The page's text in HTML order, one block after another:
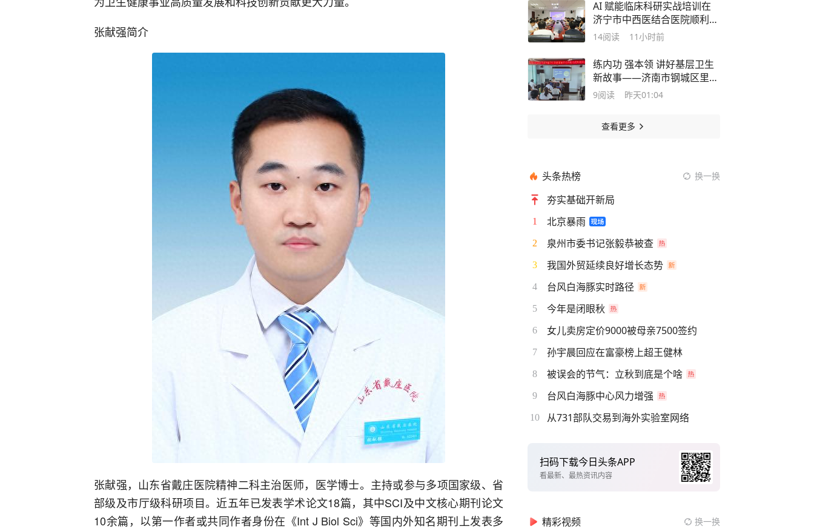
张献强简介
张献强，山东省戴庄医院精神二科主治医师，医学博士。主持或参与多项国家级、省
部级及市厅级科研项目。近五年已发表学术论文18篇，其中SCI及中文核心期刊论文
10余篇，以第一作者或共同作者身份在《Int J Biol Sci》等国内外知名期刊上发表多
AI 赋能临床科研实战培训在
济宁市中西医结合医院顺利开
展
14阅读 11小时前
练内功 强本领 讲好基层卫生
新故事——济南市钢城区里辛
街道卫生院这场宣传培训“有
9阅读 昨天01:04
查看更多
头条热榜 换一换
夯实基础开新局
1 北京暴雨
2 泉州市委书记张毅恭被查
3 我国外贸延续良好增长态势
4 台风白海豚实时路径
5 今年是闭眼秋
6 女儿卖房定价9000被母亲7500签约
7 孙宇晨回应在富豪榜上超王健林
8 被误会的节气：立秋到底是个啥
9 台风白海豚中心风力增强
10 从731部队交易到海外实验室网络
扫码下载今日头条APP
看最新、最热资讯内容
精彩视频 换一换